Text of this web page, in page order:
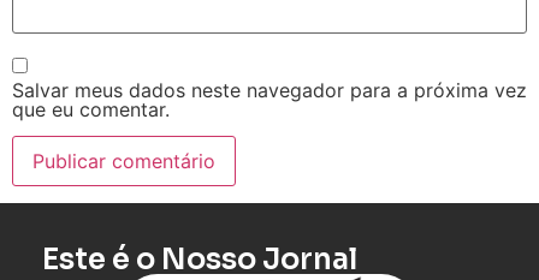
Salvar meus dados neste navegador para a próxima vez
que eu comentar.
Este é o Nosso Jornal